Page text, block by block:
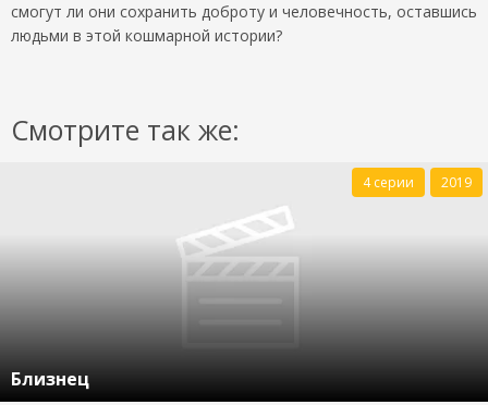
смогут ли они сохранить доброту и человечность, оставшись
людьми в этой кошмарной истории?
Смотрите так же:
Близнец
4 серии 2019